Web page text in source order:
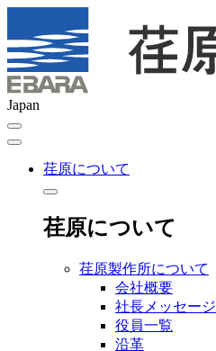
Japan
荏原について
荏原について
荏原製作所について
会社概要
社長メッセージ
役員一覧
沿革